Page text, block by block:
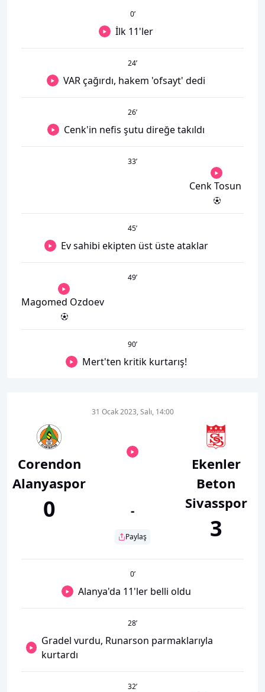
0’
İlk 11'ler
24’
VAR çağırdı, hakem 'ofsayt' dedi
26’
Cenk'in nefis şutu direğe takıldı
33’
Cenk Tosun
45’
Ev sahibi ekipten üst üste ataklar
49’
Magomed Ozdoev
90’
Mert'ten kritik kurtarış!
Corendon
Alanyaspor
0
31 Ocak 2023, Salı, 14:00
-
Paylaş
Ekenler
Beton
Sivasspor
3
0’
Alanya'da 11'ler belli oldu
28’
Gradel vurdu, Runarson parmaklarıyla
kurtardı
32’